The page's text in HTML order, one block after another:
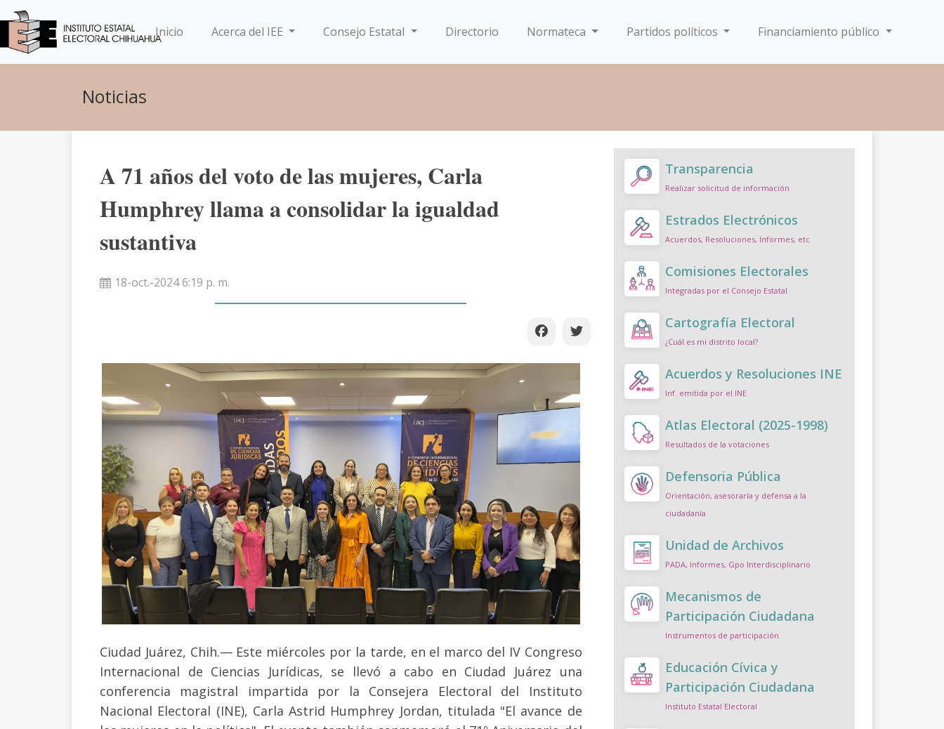
Inicio(current)Acerca del IEE Consejo Estatal Directorio Normateca Partidos políticos Financiamiento público
Noticias
A 71 años del voto de las mujeres, Carla
Humphrey llama a consolidar la igualdad
sustantiva
18-oct.-2024 6:19 p. m.
Ciudad Juárez, Chih.— Este miércoles por la tarde, en el marco del IV Congreso
Internacional de Ciencias Jurídicas, se llevó a cabo en Ciudad Juárez una
conferencia magistral impartida por la Consejera Electoral del Instituto
Nacional Electoral (INE), Carla Astrid Humphrey Jordan, titulada "El avance de
Transparencia
Realizar solicitud de información
Estrados Electrónicos
Acuerdos, Resoluciones, Informes, etc
Comisiones Electorales
Integradas por el Consejo Estatal
Cartografía Electoral
¿Cuál es mi distrito local?
Acuerdos y Resoluciones INE
Inf. emitida por el INE
Atlas Electoral (2025-1998)
Resultados de la votaciones
Defensoria Pública
Orientación, asesoraría y defensa a la
ciudadanía
Unidad de Archivos
PADA, Informes, Gpo Interdisciplinario
Mecanismos de
Participación Ciudadana
Instrumentos de participación
Educación Cívica y
Participación Ciudadana
Instituto Estatal Electoral